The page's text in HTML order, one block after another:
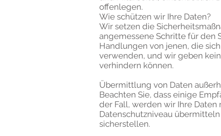
offenlegen.
Wie schützen wir Ihre Daten?
Wir setzen die
angemessene Schritte für den
Handlungen von jenen, die
verwenden, und wir geben
verhindern können.
Übermittlung von Daten
Beachten Sie, dass einige
der Fall, werden wir Ihre
Datenschutzniveau
sicherstellen.